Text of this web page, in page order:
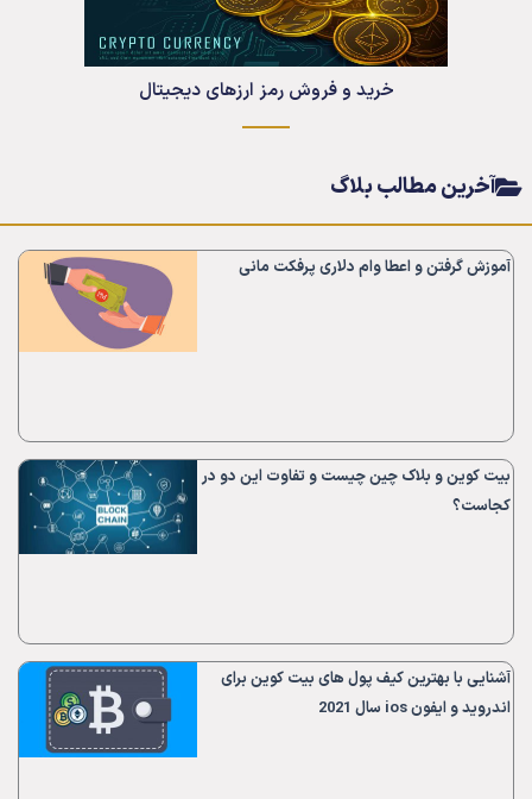
خرید و فروش رمز ارزهای دیجیتال
آخرین مطالب بلاگ
آموزش گرفتن و اعطا وام دلاری پرفکت مانی
بیت کوین و بلاک چین چیست و تفاوت این دو در
کجاست؟
آشنایی با بهترین کیف پول های بیت کوین برای
اندروید و ایفون ios سال 2021